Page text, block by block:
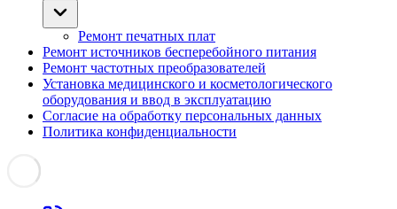
Ремонт печатных плат
Ремонт источников бесперебойного питания
Ремонт частотных преобразователей
Установка медицинского и косметологического
оборудования и ввод в эксплуатацию
Согласие на обработку персональных данных
Политика конфиденциальности